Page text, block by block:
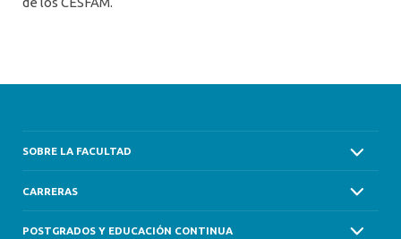
SOBRE LA FACULTAD
CARRERAS
POSTGRADOS Y EDUCACIÓN CONTINUA